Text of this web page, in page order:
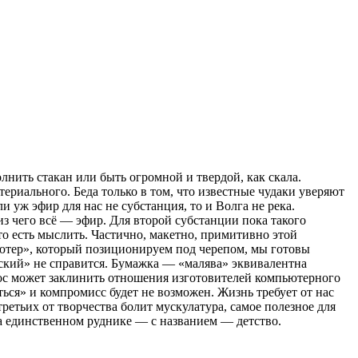
стакан или быть огромной и твердой, как скала.
Беда только в том, что известные чудаки уверяют
уж эфир для нас не субстанция, то и Волга не река.
чего всё — эфир. Для второй субстанции пока такого
есть мыслить. Частично, макетно, примитивно этой
который позиционируем под черепом, мы готовы
не справится. Бумажка — «малява» эквивалентна
может заклинить отношения изготовителей компьютерного
и компромисс будет не возможен. Жизнь требует от нас
от творчества болит мускулатура, самое полезное для
единственном руднике — с названием — детство.